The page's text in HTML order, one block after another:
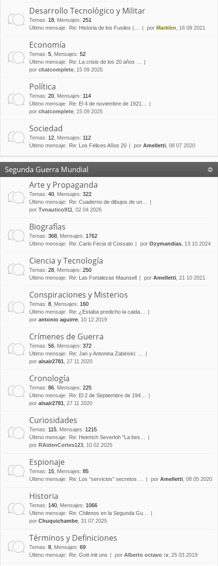
Desarrollo Tecnológico y Militar
Temas: 18 Mensajes: 251
Último mensaje:
Re: Historia de los Fusiles (… por Marklen , 16 09 2021
Economía
Temas: 5 Mensajes: 52
Último mensaje:
Re: La crisis de los 20 años …
por chatcomplete , 15 09 2025
Política
Temas: 20 Mensajes: 114
Último mensaje:
Re: El 4 de noviembre de 1921…
por chatcomplete , 15 09 2025
Sociedad
Temas: 12 Mensajes: 112
Último mensaje:
Re: Los Felices Años 20 por Amelletti , 08 07 2020
Segunda Guerra Mundial
Arte y Propaganda
Temas: 40 Mensajes: 322
Último mensaje:
Re: Cuaderno de dibujos de un…
por Tvnautico911 , 02 04 2026
Biografías
Temas: 368 Mensajes: 1762
Último mensaje:
Re: Carlo Fecia di Cossato por Ozymandias , 13 10 2024
Ciencia y Tecnología
Temas: 28 Mensajes: 250
Último mensaje:
Re: Las Fortalezas Maunsell por Amelletti , 21 10 2021
Conspiraciones y Misterios
Temas: 8 Mensajes: 160
Último mensaje:
Re: ¿Estaba predicho la caida…
por antonio aguirre , 10 12 2019
Crímenes de Guerra
Temas: 56 Mensajes: 372
Último mensaje:
Re: Jan y Antonina Zabinski: …
por alsair2781 , 27 11 2020
Cronología
Temas: 86 Mensajes: 225
Último mensaje:
Re: El 2 de Septiembre de 194…
por alsair2781 , 27 11 2020
Curiosidades
Temas: 115 Mensajes: 1215
Último mensaje:
Re: Heinrich Severloh "La bes…
por RAidenCortes123 , 10 02 2025
Espionaje
Temas: 15 Mensajes: 85
Último mensaje:
Re: Los “servicios” secretos … por Amelletti , 08 05 2020
Historia
Temas: 140 Mensajes: 1066
Último mensaje:
Re: Chilenos en la Segunda Gu…
por Chuquichambe , 31 07 2025
Términos y Definiciones
Temas: 8 Mensajes: 69
Último mensaje:
Re: Gott mit uns por Alberto octavo :v , 25 03 2019